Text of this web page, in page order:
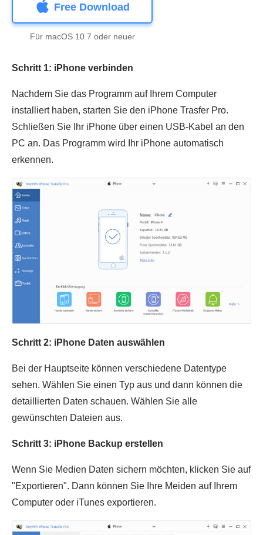
Free Download
Für macOS 10.7 oder neuer
Schritt 1: iPhone verbinden
Nachdem Sie das Programm auf Ihrem Computer
installiert haben, starten Sie den iPhone Trasfer Pro.
Schließen Sie Ihr iPhone über einen USB-Kabel an den
PC an. Das Programm wird Ihr iPhone automatisch
erkennen.
Schritt 2: iPhone Daten auswählen
Bei der Hauptseite können verschiedene Datentype
sehen. Wählen Sie einen Typ aus und dann können die
detaillierten Daten schauen. Wählen Sie alle
gewünschten Dateien aus.
Schritt 3: iPhone Backup erstellen
Wenn Sie Medien Daten sichern möchten, klicken Sie auf
"Exportieren". Dann können Sie Ihre Meiden auf Ihrem
Computer oder iTunes exportieren.